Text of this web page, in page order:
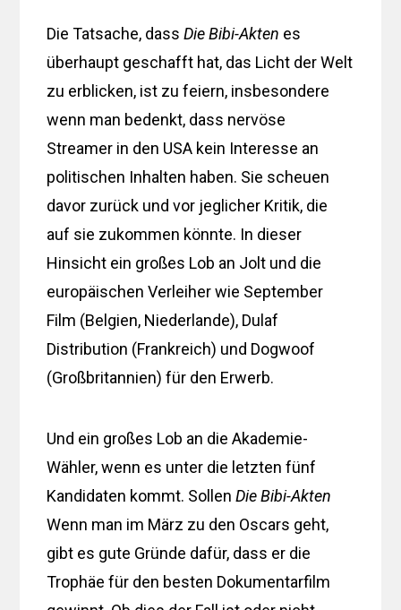
Die Tatsache, dassDie Bibi-Akten es
überhaupt geschafft hat, das Licht der Welt
zu erblicken, ist zu feiern, insbesondere
wenn man bedenkt, dass nervöse
Streamer in den USA kein Interesse an
politischen Inhalten haben. Sie scheuen
davor zurück und vor jeglicher Kritik, die
auf sie zukommen könnte. In dieser
Hinsicht ein großes Lob an Jolt und die
europäischen Verleiher wie September
Film (Belgien, Niederlande), Dulaf
Distribution (Frankreich) und Dogwoof
(Großbritannien) für den Erwerb.
Und ein großes Lob an die Akademie-
Wähler, wenn es unter die letzten fünf
Kandidaten kommt. SollenDie Bibi-Akten
Wenn man im März zu den Oscars geht,
gibt es gute Gründe dafür, dass er die
Trophäe für den besten Dokumentarfilm